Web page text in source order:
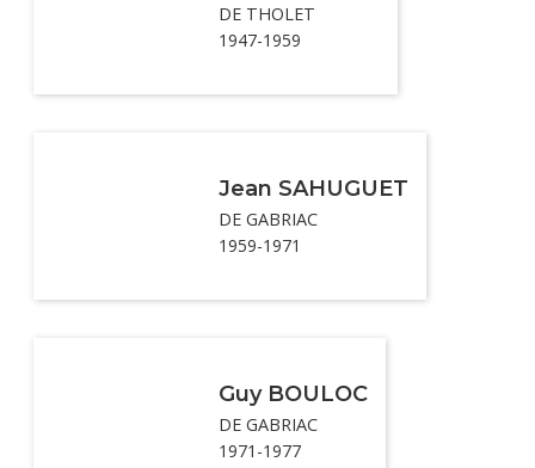
DE THOLET
1947-1959
Jean SAHUGUET
DE GABRIAC
1959-1971
Guy BOULOC
DE GABRIAC
1971-1977